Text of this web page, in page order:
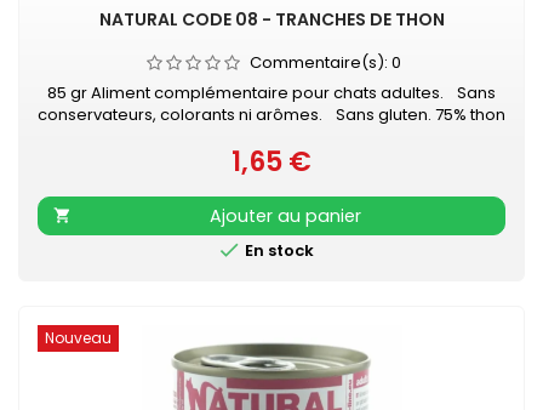
NATURAL CODE 08 - TRANCHES DE THON
Commentaire(s): 0
85 gr Aliment complémentaire pour chats adultes. Sans
conservateurs, colorants ni arômes. Sans gluten. 75% thon
Prix
1,65 €

Ajouter au panier
 En stock
Nouveau